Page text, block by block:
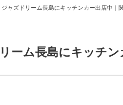
ャズドリーム長島にキッチンカー出店中｜
ーム長島にキッチン